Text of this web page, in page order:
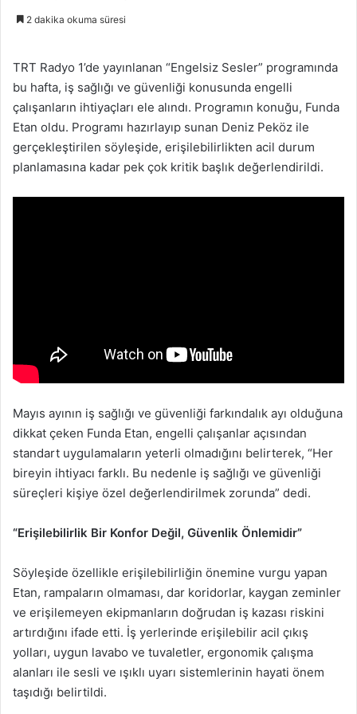
2 dakika okuma süresi
TRT Radyo 1’de yayınlanan “Engelsiz Sesler” programında
bu hafta, iş sağlığı ve güvenliği konusunda engelli
çalışanların ihtiyaçları ele alındı. Programın konuğu, Funda
Etan oldu. Programı hazırlayıp sunan Deniz Peköz ile
gerçekleştirilen söyleşide, erişilebilirlikten acil durum
planlamasına kadar pek çok kritik başlık değerlendirildi.
Mayıs ayının iş sağlığı ve güvenliği farkındalık ayı olduğuna
dikkat çeken Funda Etan, engelli çalışanlar açısından
standart uygulamaların yeterli olmadığını belirterek, “Her
bireyin ihtiyacı farklı. Bu nedenle iş sağlığı ve güvenliği
süreçleri kişiye özel değerlendirilmek zorunda” dedi.
“Erişilebilirlik Bir Konfor Değil, Güvenlik Önlemidir”
Söyleşide özellikle erişilebilirliğin önemine vurgu yapan
Etan, rampaların olmaması, dar koridorlar, kaygan zeminler
ve erişilemeyen ekipmanların doğrudan iş kazası riskini
artırdığını ifade etti. İş yerlerinde erişilebilir acil çıkış
yolları, uygun lavabo ve tuvaletler, ergonomik çalışma
alanları ile sesli ve ışıklı uyarı sistemlerinin hayati önem
taşıdığı belirtildi.